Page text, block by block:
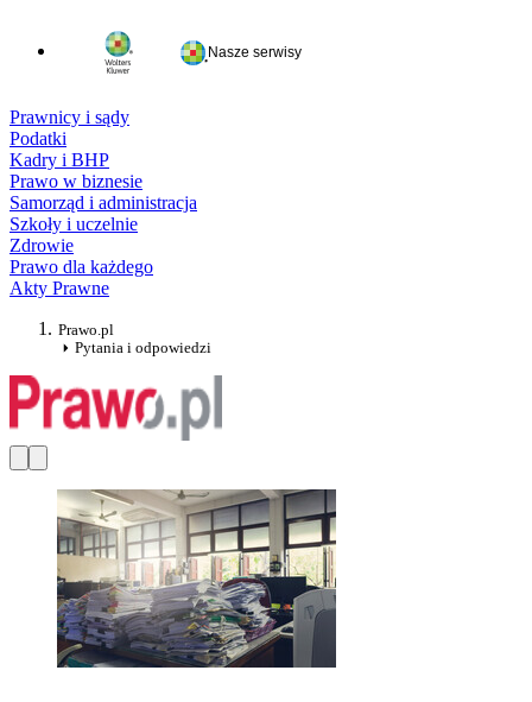
Nasze serwisy
Prawnicy i sądy
Podatki
Kadry i BHP
Prawo w biznesie
Samorząd i administracja
Szkoły i uczelnie
Zdrowie
Prawo dla każdego
Akty Prawne
Prawo.pl
Pytania i odpowiedzi